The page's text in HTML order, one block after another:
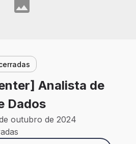
Analista de
Dados
outubro de 2024